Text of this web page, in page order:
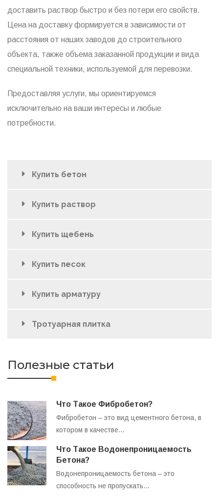
доставить раствор быстро и без потери его свойств.
Цена на доставку формируется в зависимости от
расстояния от наших заводов до строительного
объекта, также объема заказанной продукции и вида
специальной техники, используемой для перевозки.
Предоставляя услуги, мы ориентируемся
исключительно на ваши интересы и любые
потребности.
Купить бетон
Купить раствор
Купить щебень
Купить песок
Купить арматуру
Тротуарная плитка
Полезные статьи
Что Такое Фибробетон?
Фибробетон – это вид цементного бетона, в
котором в качестве…
Что Такое Водонепроницаемость
Бетона?
Водонепроницаемость бетона – это
способность не пропускать…